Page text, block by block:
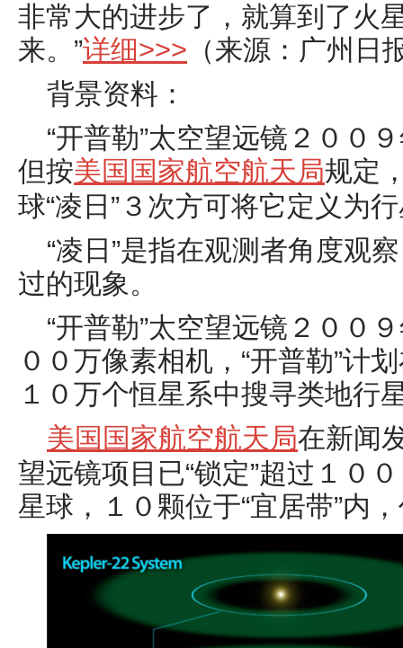
非常大的进步了，就算到了火
来。”详细>>> （来源：广州日
背景资料：
“开普勒”太空望远镜２００
但按美国国家航空航天局规定
球“凌日”３次方可将它定义为
“凌日”是指在观测者角度观
过的现象。
“开普勒”太空望远镜２００
００ 万像素相机，“开普勒”计
１０万个恒星系中搜寻类地行
美国国家航空航天局在新闻
望远镜项目已“锁定”超过１０
星球，１０颗位于“宜居带”内